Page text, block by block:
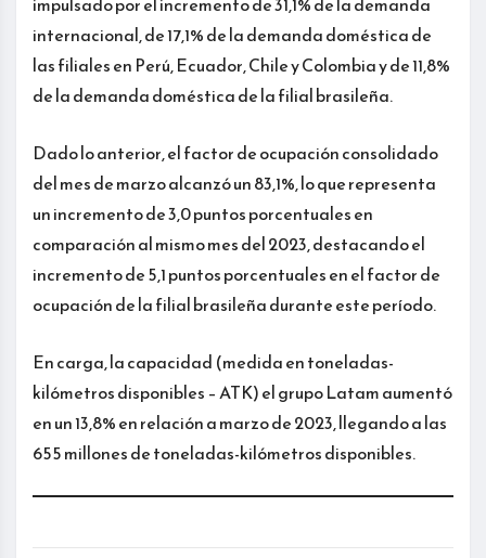
internacional, de 17,1% de la demanda doméstica de
las filiales en Perú, Ecuador, Chile y Colombia y de 11,8%
de la demanda doméstica de la filial brasileña.
Dado lo anterior, el factor de ocupación consolidado
del mes de marzo alcanzó un 83,1%, lo que representa
un incremento de 3,0 puntos porcentuales en
comparación al mismo mes del 2023, destacando el
incremento de 5,1 puntos porcentuales en el factor de
ocupación de la filial brasileña durante este período.
En carga, la capacidad (medida en toneladas-
kilómetros disponibles – ATK) el grupo Latam aumentó
en un 13,8% en relación a marzo de 2023, llegando a las
655 millones de toneladas-kilómetros disponibles.